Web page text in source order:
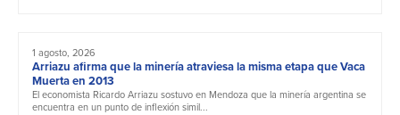
1 agosto, 2026
Arriazu afirma que la minería atraviesa la misma etapa que Vaca
Muerta en 2013
El economista Ricardo Arriazu sostuvo en Mendoza que la minería argentina se
encuentra en un punto de inflexión simil...